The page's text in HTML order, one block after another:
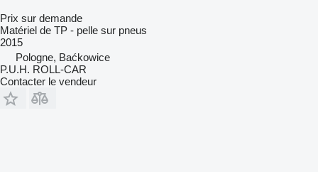
Prix sur demande
Matériel de TP - pelle sur pneus
2015
Pologne, Baćkowice
P.U.H. ROLL-CAR
Contacter le vendeur